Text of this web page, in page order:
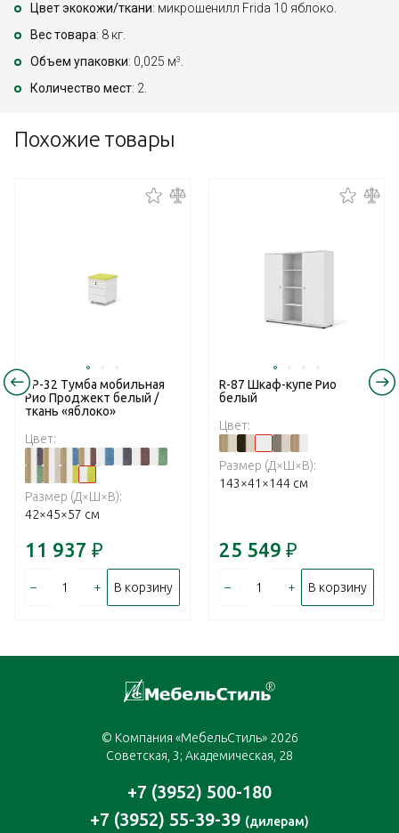
Цвет экокожи/ткани: микрошенилл Frida 10 яблоко.
Вес товара: 8 кг.
Объем упаковки: 0,025 м3 .
Количество мест: 2.
Похожие товары
RP-32 Тумба мобильная
Рио Проджект белый /
ткань «яблоко»
Цвет:
Размер (Д×Ш×В):
42×45×57 см
11 937 ₽
– + В корзину
R-87 Шкаф-купе Рио
белый
Цвет:
Размер (Д×Ш×В):
143×41×144 см
25 549 ₽
– + В корзину
© Компания «МебельСтиль» 2026
Советская, 3; Академическая, 28
+7 (3952) 500-180
+7 (3952) 55-39-39 (дилерам)